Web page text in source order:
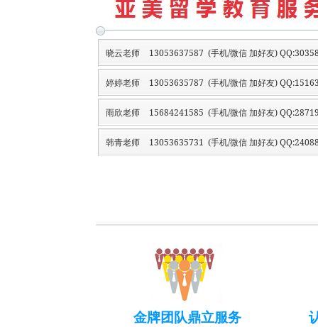
晓云老师 13053637587 (手机/微信 加好友)
婷婷老师 13053635787 (手机/微信 加好友)
雨欣老师 15684241585 (手机/微信 加好友)
韩青老师 13053635731 (手机/微信 加好友)
金牌团队鼎立服务